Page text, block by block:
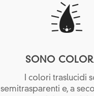
SONO
I colori traslucidi
semitrasparenti e, a